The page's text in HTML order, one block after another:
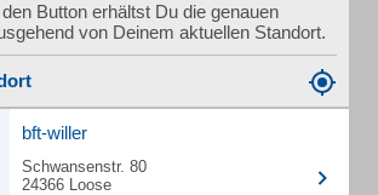
Button erhältst Du die genauen
von Deinem aktuellen Standort.
bft-willer
Schwansenstr. 80
24366 Loose